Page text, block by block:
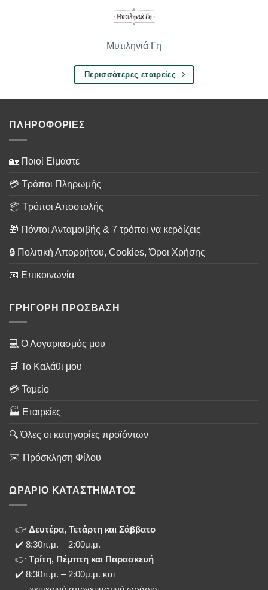
Μυτιληνιά Γη
Περισσότερες εταιρείες
ΠΛΗΡΟΦΟΡΙΕΣ
🏡 Ποιοί Είμαστε
💳 Τρόποι Πληρωμής
📦 Τρόποι Αποστολής
🎁 Πόντοι Ανταμοιβής & 7 τρόποι να κερδίζεις
🔒 Πολιτική Απορρήτου, Cookies, Όροι Χρήσης
📧 Επικοινωνία
ΓΡΗΓΟΡΗ ΠΡΟΣΒΑΣΗ
💻 Ο Λογαριασμός μου
🛒 Το Καλάθι μου
💳 Ταμείο
🏭 Εταιρείες
🔍 Όλες οι κατηγορίες προϊόντων
✉️ Πρόσκληση Φίλου
ΩΡΑΡΙΟ ΚΑΤΑΣΤΗΜΑΤΟΣ
👉 Δευτέρα, Τετάρτη και Σάββατο
✔️ 8:30π.μ. – 2:00μ.μ.
👉 Τρίτη, Πέμπτη και Παρασκευή
✔️ 8:30π.μ. – 2:00μ.μ. και